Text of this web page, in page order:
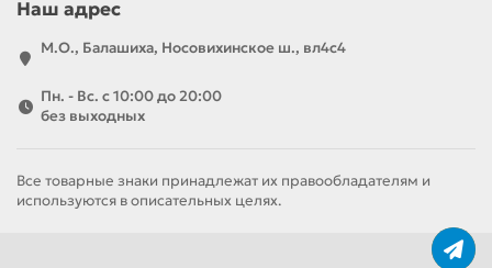
Наш адрес
М.О., Балашиха, Носовихинское ш., вл4с4
Пн. - Вс. с 10:00 до 20:00
без выходных
Все товарные знаки принадлежат их правообладателям и
используются в описательных целях.